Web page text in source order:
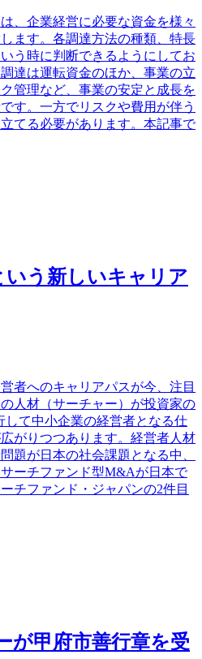
、企業経営に必要な資金を様々
ます。各調達方法の種類、特長
う時に判断できるようにしてお
達は運転資金のほか、事業の立
管理など、事業の安定と成長を
す。一方でリスクや費用が伴う
てる必要があります。本記事で
う新しいキャリア
者へのキャリアパスが今、注目
人材（サーチャー）が投資家の
て中小企業の経営者となる仕
がりつつあります。経営者人材
題が日本の社会課題となる中、
ーチファンド型M&Aが日本で
チファンド・ジャパンの2件目
が甲府市善行章を受